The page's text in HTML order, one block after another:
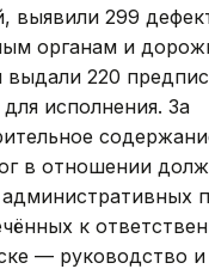
выявили 299
органам и
выдали 220
исполнения. За
в отношении
к
— руководство и